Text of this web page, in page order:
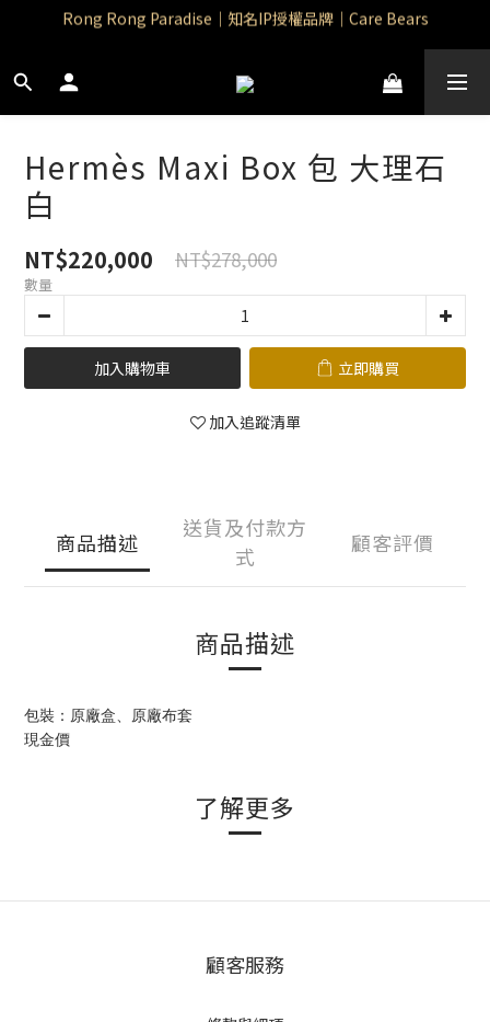
Rong Rong Paradise｜知名IP授權品牌｜Care Bears
Rong Rong Paradise｜知名IP授權品牌｜Care Bears
Rong Rong Selection服 飾 | 自 訂 品 牌 服 飾
Rong Rong Paradise｜知名IP授權品牌｜Care Bears
Hermès Maxi Box 包 大理石
白
NT$220,000 NT$278,000
數量
加入購物車 立即購買
加入追蹤清單
商品描述
送貨及付款方
式
顧客評價
商品描述
包裝：原廠盒、原廠布套
現金價
了解更多
顧客服務